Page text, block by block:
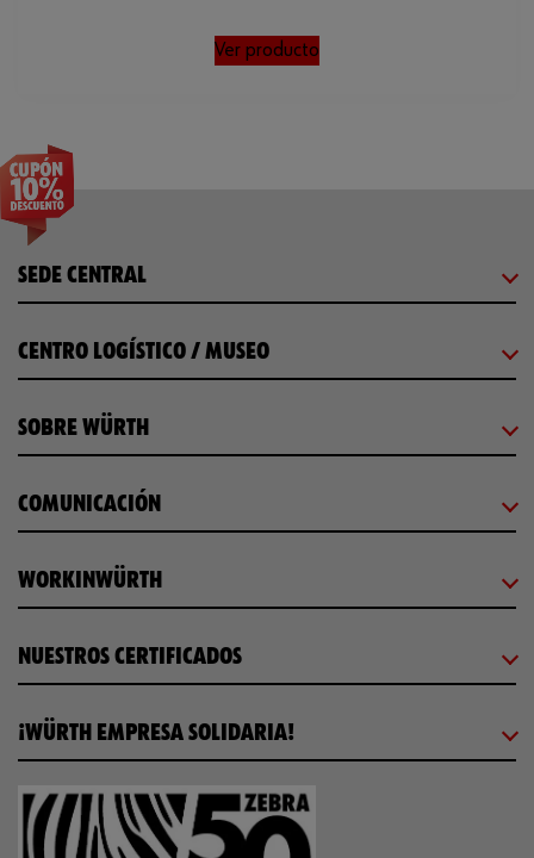
Ver producto
SEDE CENTRAL
CENTRO LOGÍSTICO / MUSEO
SOBRE WÜRTH
COMUNICACIÓN
WORKINWÜRTH
NUESTROS CERTIFICADOS
¡WÜRTH EMPRESA SOLIDARIA!